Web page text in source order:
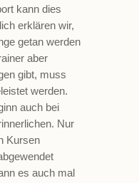
kann dies
erklären wir,
getan werden
aber
gibt, muss
werden.
auch bei
Nur
Kursen
es auch mal